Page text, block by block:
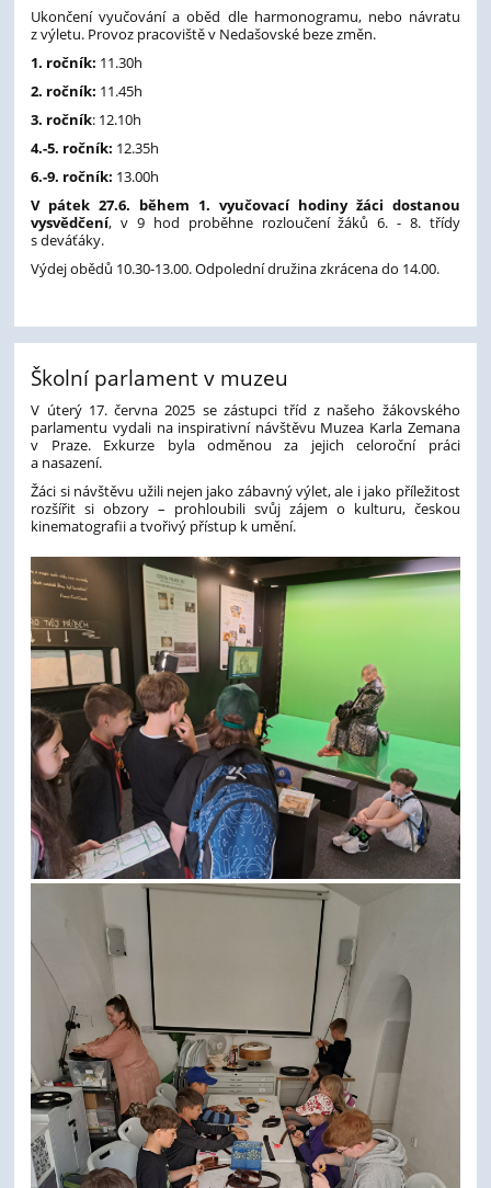
Ukončení vyučování a oběd dle harmonogramu, nebo návratu
z výletu. Provoz pracoviště v Nedašovské beze změn.
1. ročník: 11.30h
2. ročník: 11.45h
3. ročník: 12.10h
4.-5. ročník: 12.35h
6.-9. ročník: 13.00h
V pátek 27.6. během 1. vyučovací hodiny žáci dostanou
vysvědčení, v 9 hod proběhne rozloučení žáků 6. - 8. třídy
s deváťáky.
Výdej obědů 10.30-13.00. Odpolední družina zkrácena do 14.00.
Školní parlament v muzeu
V úterý 17. června 2025 se zástupci tříd z našeho žákovského
parlamentu vydali na inspirativní návštěvu Muzea Karla Zemana
v Praze. Exkurze byla odměnou za jejich celoroční práci
a nasazení.
Žáci si návštěvu užili nejen jako zábavný výlet, ale i jako příležitost
rozšířit si obzory – prohloubili svůj zájem o kulturu, českou
kinematografii a tvořivý přístup k umění.